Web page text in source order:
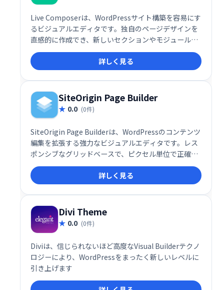
Live Composerは、WordPressサイト構築を容易にす
るビジュアルエディタです。独自のページデザインを
直感的に作成でき、新しいセクションやモジュールな
どを追加することで、簡単にウェブサイトを構築でき
ます。空白のキャンバスから始めることも、Live
Composerベースのテーマを選択することも可能で
す。クライアントワークにも最適です。
詳しく見る
SiteOrigin Page Builder
0.0 (0件)
SiteOrigin Page Builderは、WordPressのコンテンツ
編集を拡張する強力なビジュアルエディタです。レス
ポンシブなグリッドベースで、ピクセル単位で正確な
ページ作成を可能にします。直感的な操作性で、モバ
イルにも対応した洗練されたウェブサイトを簡単に構
築できます。「家」「お問い合わせ」など、複雑なレ
イアウトも自由自在に作成できます。
詳しく見る
Divi Theme
0.0 (0件)
Diviは、信じられないほど高度なVisual Builderテクノ
ロジーにより、WordPressをまったく新しいレベルに
引き上げます